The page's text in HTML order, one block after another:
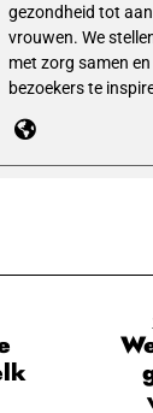
gezondheid tot
vrouwen. We
met zorg samen
bezoekers te